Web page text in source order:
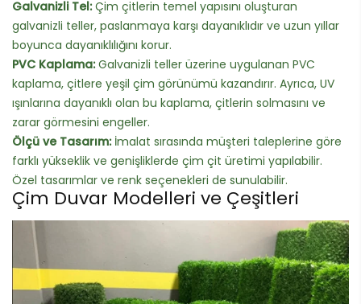
Galvanizli Tel:Çim çitlerin temel yapısını oluşturan
galvanizli teller, paslanmaya karşı dayanıklıdır ve uzun yıllar
boyunca dayanıklılığını korur.
PVC Kaplama:Galvanizli teller üzerine uygulanan PVC
kaplama, çitlere yeşil çim görünümü kazandırır. Ayrıca, UV
ışınlarına dayanıklı olan bu kaplama, çitlerin solmasını ve
zarar görmesini engeller.
Ölçü ve Tasarım:İmalat sırasında müşteri taleplerine göre
farklı yükseklik ve genişliklerde çim çit üretimi yapılabilir.
Özel tasarımlar ve renk seçenekleri de sunulabilir.
Çim Duvar Modelleri ve Çeşitleri